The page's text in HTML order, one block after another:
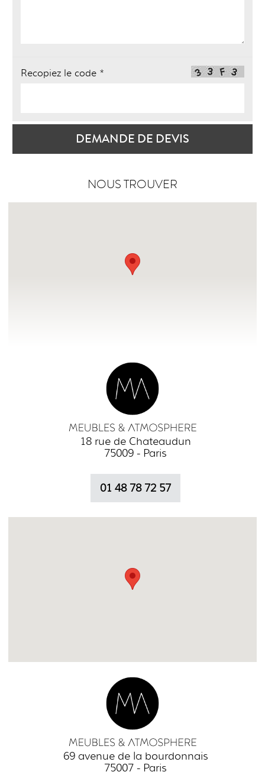
Recopiez le code *
DEMANDE DE DEVIS
NOUS TROUVER
18 rue de Chateaudun
75009 - Paris
01 48 78 72 57
69 avenue de la bourdonnais
75007 - Paris